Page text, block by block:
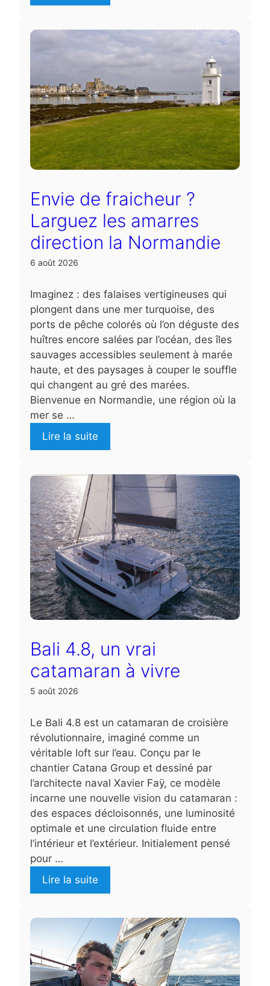
Envie de fraicheur ?
Larguez les amarres
direction la Normandie
6 août 2026
Imaginez : des falaises vertigineuses qui
plongent dans une mer turquoise, des
ports de pêche colorés où l’on déguste des
huîtres encore salées par l’océan, des îles
sauvages accessibles seulement à marée
haute, et des paysages à couper le souffle
qui changent au gré des marées.
Bienvenue en Normandie, une région où la
mer se …
Lire la suite
Bali 4.8, un vrai
catamaran à vivre
5 août 2026
Le Bali 4.8 est un catamaran de croisière
révolutionnaire, imaginé comme un
véritable loft sur l’eau. Conçu par le
chantier Catana Group et dessiné par
l’architecte naval Xavier Faÿ, ce modèle
incarne une nouvelle vision du catamaran :
des espaces décloisonnés, une luminosité
optimale et une circulation fluide entre
l’intérieur et l’extérieur. Initialement pensé
pour …
Lire la suite